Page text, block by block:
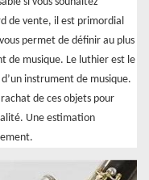
de vente, il est primordial
permet de définir au plus
de musique. Le luthier est le
instrument de musique.
de ces objets pour
Une estimation